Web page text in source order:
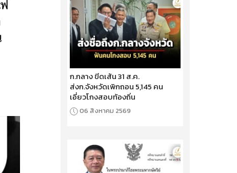
ก.กลาง ขีดเส้น 31 ส.ค.
ส่งก.จังหวัดเพิกถอน 5,145 คน
เอี่ยวโกงสอบท้องถิ่น
06 สิงหาคม 2569